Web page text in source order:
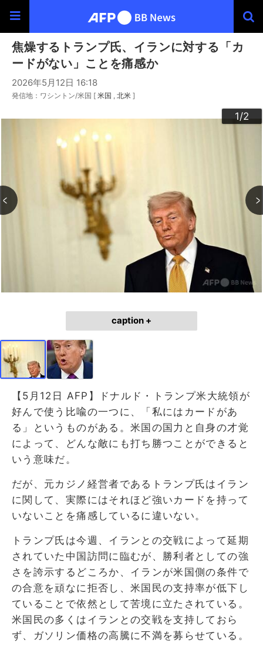
焦燥するトランプ氏、イランに対する「カ
ードがない」ことを痛感か
2026年5月12日 16:18
発信地：ワシントン/米国 [ 米国 北米 ]
1/2
2/2
caption +
【5月12日 AFP】ドナルド・トランプ米大統領が
好んで使う比喩の一つに、「私にはカードがあ
る」というものがある。米国の国力と自身の才覚
によって、どんな敵にも打ち勝つことができると
いう意味だ。
だが、元カジノ経営者であるトランプ氏はイラン
に関して、実際にはそれほど強いカードを持って
いないことを痛感しているに違いない。
トランプ氏は今週、イランとの交戦によって延期
されていた中国訪問に臨むが、勝利者としての強
さを誇示するどころか、イランが米国側の条件で
の合意を頑なに拒否し、米国民の支持率が低下し
ていることで依然として苦境に立たされている。
米国民の多くはイランとの交戦を支持しておら
ず、ガソリン価格の高騰に不満を募らせている。